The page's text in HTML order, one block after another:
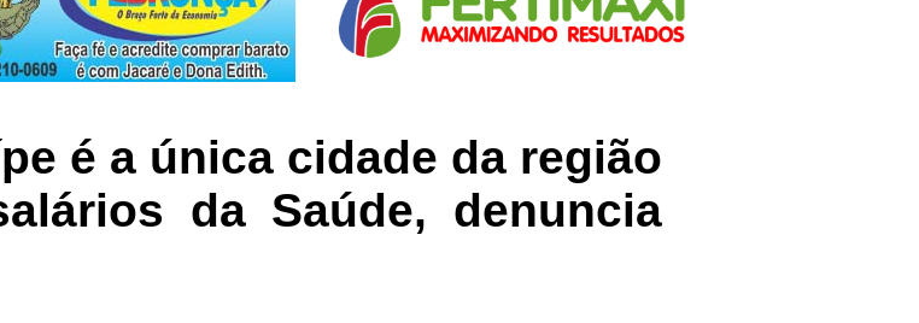
é a única cidade da região
da Saúde, denuncia